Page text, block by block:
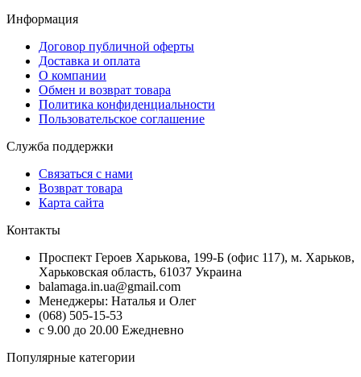
Информация
Договор публичной оферты
Доставка и оплата
О компании
Обмен и возврат товара
Политика конфиденциальности
Пользовательское соглашение
Служба поддержки
Связаться с нами
Возврат товара
Карта сайта
Контакты
Проспект Героев Харькова, 199-Б (офис 117), м. Харьков,
Харьковская область, 61037 Украина
balamaga.in.ua@gmail.com
Менеджеры: Наталья и Олег
(068) 505-15-53
с 9.00 до 20.00 Ежедневно
Популярные категории